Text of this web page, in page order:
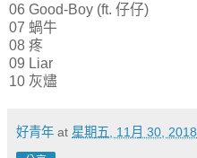
06 Good-Boy (ft. 仔仔)
07 蝸牛
08 疼
09 Liar
10 灰燼
好青年 at 星期五, 11月 30, 2018